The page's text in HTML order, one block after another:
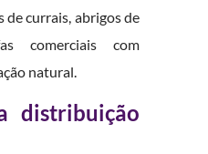
de currais, abrigos de
comerciais com
natural.
distribuição